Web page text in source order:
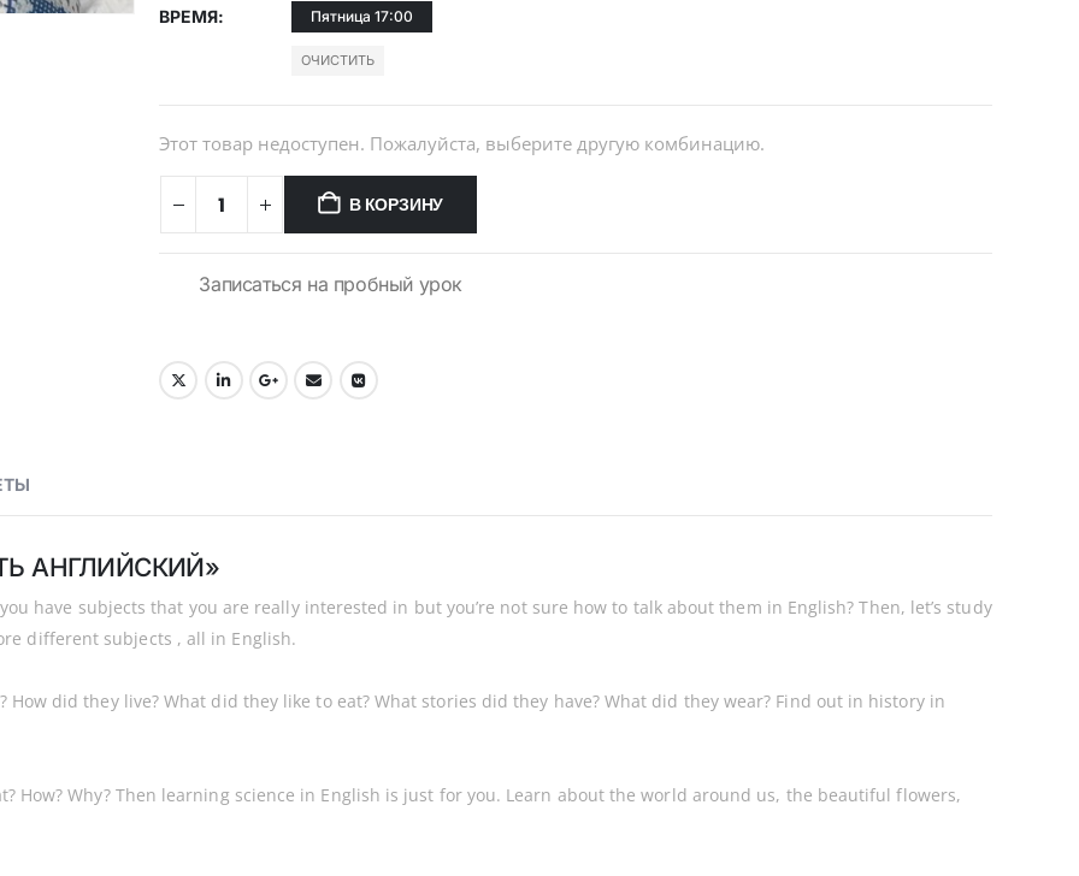
ВРЕМЯ Пятница 17:00
ОЧИСТИТЬ
Этот товар недоступен. Пожалуйста, выберите другую комбинацию.
В КОРЗИНУ
Записаться на пробный урок
АНГЛИЙСКИЙ»
have subjects that you are really interested in but you’re not sure how to talk about them in English? Then, let’s study
different subjects , all in English.
did they live? What did they like to eat? What stories did they have? What did they wear? Find out in history in
How? Why? Then learning science in English is just for you. Learn about the world around us, the beautiful flowers,